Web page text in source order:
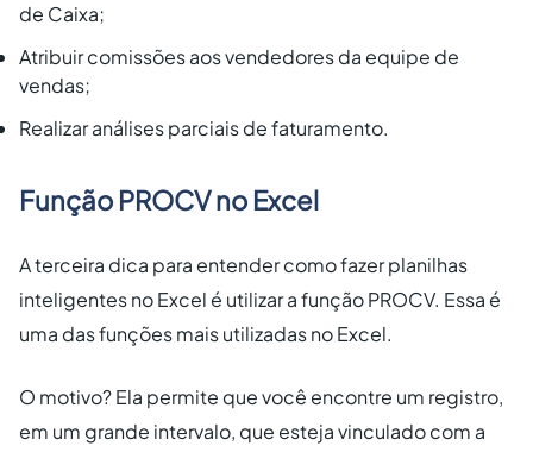
de Caixa;
Atribuir comissões aos vendedores da equipe de
vendas;
Realizar análises parciais de faturamento.
Função PROCV no Excel
A terceira dica para entender como fazer planilhas
inteligentes no Excel é utilizar a função PROCV. Essa é
uma das funções mais utilizadas no Excel.
O motivo? Ela permite que você encontre um registro,
em um grande intervalo, que esteja vinculado com a